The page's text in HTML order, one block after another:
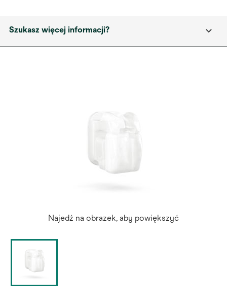
Szukasz więcej informacji?
Najedź na obrazek, aby powiększyć